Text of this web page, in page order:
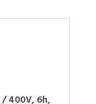
400V, 6h,